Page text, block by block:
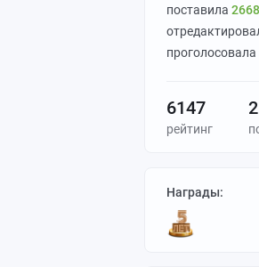
поставилa 2668
проголосовалa
6147
рейтинг
2
Награды: